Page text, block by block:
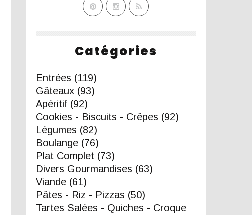
Catégories
Entrées (119)
Gâteaux (93)
Apéritif (92)
Cookies - Biscuits - Crêpes (92)
Légumes (82)
Boulange (76)
Plat Complet (73)
Divers Gourmandises (63)
Viande (61)
Pâtes - Riz - Pizzas (50)
Tartes Salées - Quiches - Croque